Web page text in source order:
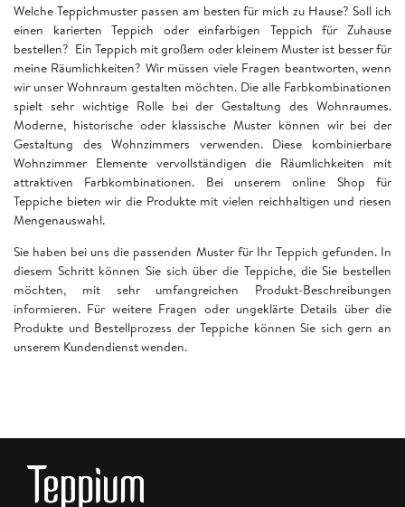
Welche Teppichmuster passen am besten für mich zu Hause? Soll ich
einen karierten Teppich oder einfarbigen Teppich für Zuhause
bestellen? Ein Teppich mit großem oder kleinem Muster ist besser für
meine Räumlichkeiten? Wir müssen viele Fragen beantworten, wenn
wir unser Wohnraum gestalten möchten. Die alle Farbkombinationen
spielt sehr wichtige Rolle bei der Gestaltung des Wohnraumes.
Moderne, historische oder klassische Muster können wir bei der
Gestaltung des Wohnzimmers verwenden. Diese kombinierbare
Wohnzimmer Elemente vervollständigen die Räumlichkeiten mit
attraktiven Farbkombinationen. Bei unserem online Shop für
Teppiche bieten wir die Produkte mit vielen reichhaltigen und riesen
Mengenauswahl.
Sie haben bei uns die passenden Muster für Ihr Teppich gefunden. In
diesem Schritt können Sie sich über die Teppiche, die Sie bestellen
möchten, mit sehr umfangreichen Produkt-Beschreibungen
informieren. Für weitere Fragen oder ungeklärte Details über die
Produkte und Bestellprozess der Teppiche können Sie sich gern an
unserem Kundendienst wenden.